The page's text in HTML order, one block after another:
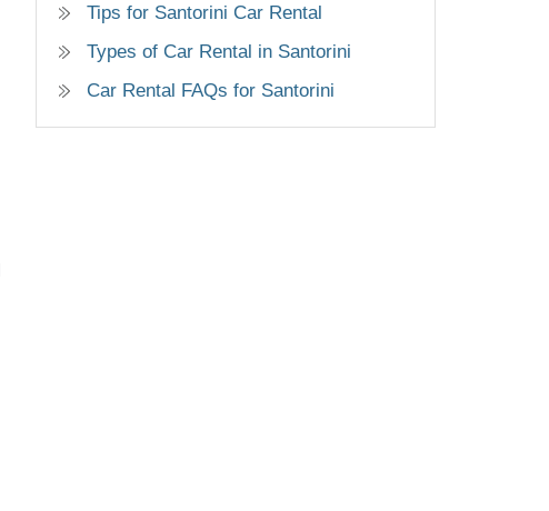
Tips for Santorini Car Rental
Types of Car Rental in Santorini
Car Rental FAQs for Santorini